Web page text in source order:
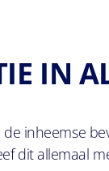
IN
inheemse
dit allemaal